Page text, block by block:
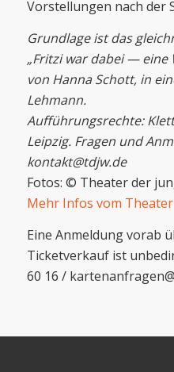
Vorstellungen nach der
Grundlage ist das
„Fritzi war dabei — eine
von Hanna Schott, in
Lehmann.
Aufführungsrechte:
Leipzig. Fragen und
kontakt@tdjw.de
Fotos: © Theater der
Mehr Infos vom
Eine Anmeldung vorab
Ticketverkauf ist
60 16 /